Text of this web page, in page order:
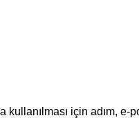
kullanılması için adım,